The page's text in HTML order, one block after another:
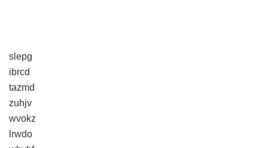
slepg
ibrcd
tazmd
zuhjv
wvokz
lrwdo